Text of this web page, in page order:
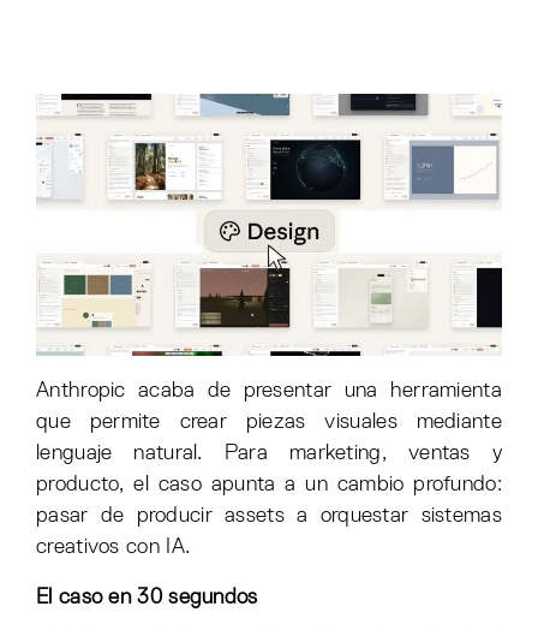
Anthropic acaba de presentar una herramienta
que permite crear piezas visuales mediante
lenguaje natural. Para marketing, ventas y
producto, el caso apunta a un cambio profundo:
pasar de producir assets a orquestar sistemas
creativos con IA.
El caso en 30 segundos